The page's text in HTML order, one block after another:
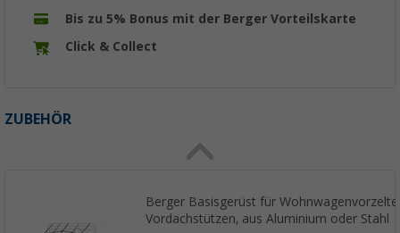
Bis zu 5% Bonus mit der Berger Vorteilskarte
Click & Collect
ZUBEHÖR
Berger Basisgerüst für
Vordachstützen, aus Aluminium oder Stahl